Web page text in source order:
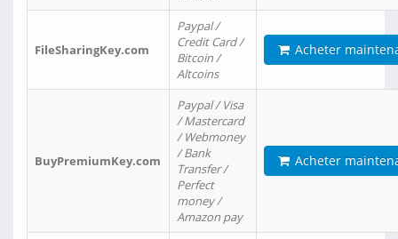
FileSharingKey.com
Paypal /
Credit Card /
Bitcoin /
Altcoins
Acheter
BuyPremiumKey.com
Paypal / Visa
/ Mastercard
/ Webmoney
/ Bank
Transfer /
Perfect
money /
Amazon pay
Acheter